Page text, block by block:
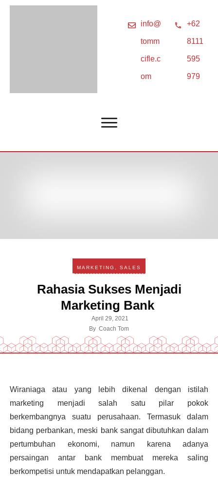
info@
tomm
cifle.c
om
+62
8111
595
979
MARKETING SALES
Rahasia Sukses Menjadi
Marketing Bank
April 29, 2021
By Coach Tom
Wiraniaga atau yang lebih dikenal dengan istilah
marketing menjadi salah satu pilar pokok
berkembangnya suatu perusahaan. Termasuk dalam
bidang perbankan, meski bank sangat dibutuhkan dalam
pertumbuhan ekonomi, namun karena adanya
persaingan antar bank membuat mereka saling
berkompetisi untuk mendapatkan pelanggan.